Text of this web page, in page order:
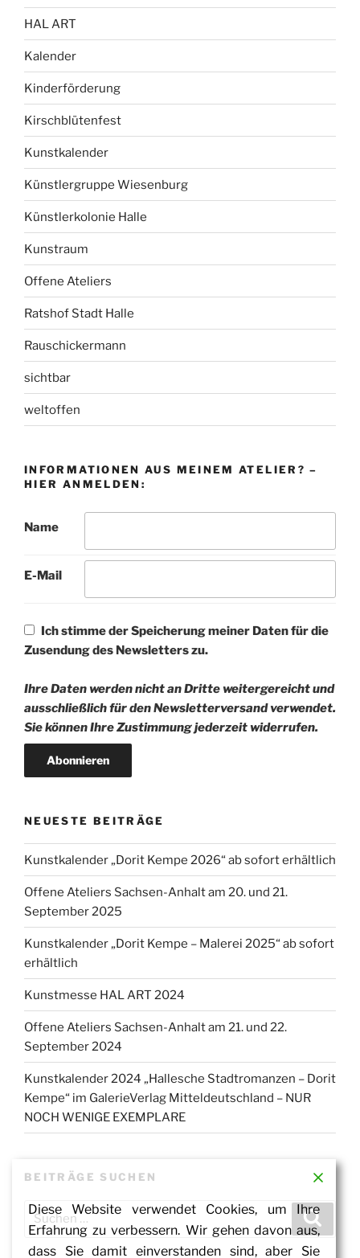
HAL ART
Kalender
Kinderförderung
Kirschblütenfest
Kunstkalender
Künstlergruppe Wiesenburg
Künstlerkolonie Halle
Kunstraum
Offene Ateliers
Ratshof Stadt Halle
Rauschickermann
sichtbar
weltoffen
INFORMATIONEN AUS MEINEM ATELIER? –
HIER ANMELDEN:
Name
E-Mail
Ich stimme der Speicherung meiner Daten für die
Zusendung des Newsletters zu.
Ihre Daten werden nicht an Dritte weitergereicht und
ausschließlich für den Newsletterversand verwendet.
Sie können Ihre Zustimmung jederzeit widerrufen.
NEUESTE BEITRÄGE
Kunstkalender „Dorit Kempe 2026“ ab sofort erhältlich
Offene Ateliers Sachsen-Anhalt am 20. und 21.
September 2025
Kunstkalender „Dorit Kempe – Malerei 2025“ ab sofort
erhältlich
Kunstmesse HAL ART 2024
Offene Ateliers Sachsen-Anhalt am 21. und 22.
September 2024
Kunstkalender 2024 „Hallesche Stadtromanzen – Dorit
Kempe“ im GalerieVerlag Mitteldeutschland – NUR
NOCH WENIGE EXEMPLARE
BEITRÄGE SUCHEN
Suchen
nach:
Diese Website verwendet Cookies, um Ihre
Erfahrung zu verbessern. Wir gehen davon aus,
dass Sie damit einverstanden sind, aber Sie